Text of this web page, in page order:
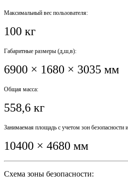
Максимальный вес пользователя:
100 кг
Габаритные размеры (д,ш,в):
6900 × 1680 × 3035 мм
Общая масса:
558,6 кг
Занимаемая площадь с учетом зон безопасности
10400 × 4680 мм
Схема зоны безопасности: